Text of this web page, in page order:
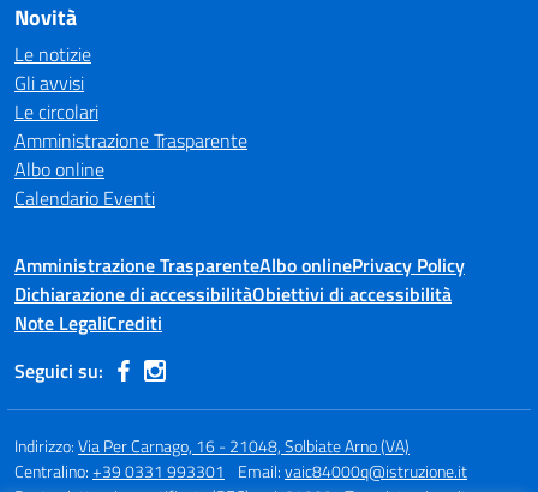
Novità
Le notizie
Gli avvisi
Le circolari
Amministrazione Trasparente
Albo online
Calendario Eventi
Amministrazione TrasparenteAlbo onlinePrivacy Policy
Dichiarazione di accessibilitàObiettivi di accessibilità
Note LegaliCrediti
Seguici su:
Indirizzo:Via Per Carnago, 16 - 21048, Solbiate Arno (VA)
Centralino:+39 0331 993301 Email:vaic84000q@istruzione.it